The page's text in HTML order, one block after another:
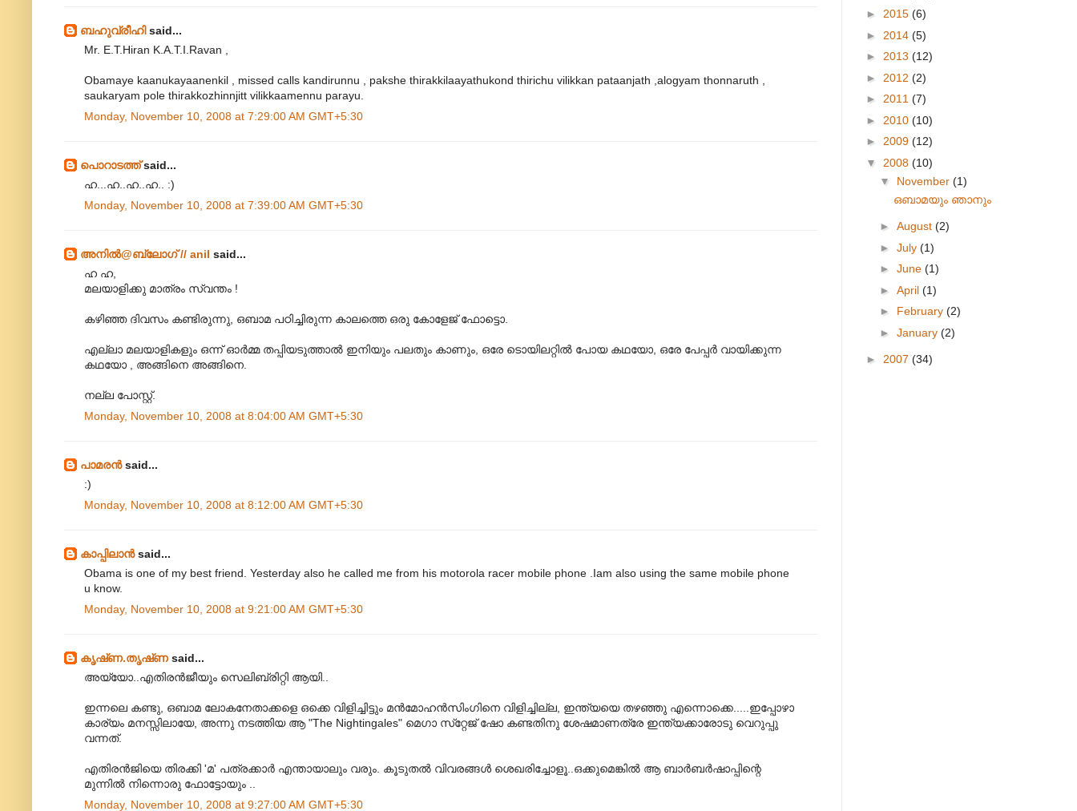
ബഹുവ്രീഹിsaid...
Mr. E.T.Hiran K.A.T.I.Ravan ,
Obamaye kaanukayaanenkil , missed calls kandirunnu , pakshe thirakkilaayathukond thirichu vilikkan pataanjath ,alogyam thonnaruth ,
saukaryam pole thirakkozhinnjitt vilikkaamennu parayu.
Monday, November 10, 2008 at 7:29:00 AM GMT+5:30
പൊറാടത്ത്said...
ഹ...ഹ..ഹ..ഹ.. :)
Monday, November 10, 2008 at 7:39:00 AM GMT+5:30
അനില്‍@ബ്ലോഗ് // anil said...
ഹ ഹ,
മലയാളിക്കു മാത്രം സ്വന്തം !
കഴിഞ്ഞ ദിവസം കണ്ടിരുന്നു, ഒബാമ പഠിച്ചിരുന്ന കാലത്തെ ഒരു കോളേജ് ഫോട്ടൊ.
എല്ലാ മലയാളികളും ഒന്ന് ഓര്‍മ്മ തപ്പിയടുത്താല്‍ ഇനിയും പലതും കാണും, ഒരേ ടൊയിലറ്റില്‍ പോയ കഥയോ, ഒരേ പേപ്പര്‍ വായിക്കുന്ന
കഥയോ , അങ്ങിനെ അങ്ങിനെ.
നല്ല പോസ്റ്റ്.
Monday, November 10, 2008 at 8:04:00 AM GMT+5:30
പാമരന്‍said...
:)
Monday, November 10, 2008 at 8:12:00 AM GMT+5:30
കാപ്പിലാന്‍said...
Obama is one of my best friend. Yesterday also he called me from his motorola racer mobile phone .Iam also using the same mobile phone
u know.
Monday, November 10, 2008 at 9:21:00 AM GMT+5:30
കൃഷ്‌ണ.തൃഷ്‌ണ said...
അയ്യോ..എതിരന്‍ജീയും സെലിബ്രിറ്റി ആയി..
ഇന്നലെ കണ്ടു, ഒബാമ ലോകനേതാക്കളെ ഒക്കെ വിളിച്ചിട്ടും മന്‍മോഹന്‍സിംഗിനെ വിളിച്ചില്ല, ഇന്ത്യയെ തഴഞ്ഞു എന്നൊക്കെ.....ഇപ്പോഴാ
കാര്യം മനസ്സിലായേ, അന്നു നടത്തിയ ആ "The Nightingales" മെഗാ സ്‌റ്റേജ്‌ ഷോ കണ്ടതിനു ശേഷമാണത്രേ ഇന്ത്യക്കാരോടു വെറുപ്പു
വന്നത്‌.
എതിരന്‍ജിയെ തിരക്കി 'മ' പത്രക്കാര്‍ എന്തായാലും വരും. കൂടുതല്‍ വിവരങ്ങള്‍ ശെഖരിച്ചോളൂ..ഒക്കുമെങ്കില്‍ ആ ബാര്‍ബര്‍ഷാപ്പിന്റെ
മുന്നില്‍ നിന്നൊരു ഫോട്ടോയും ..
Monday, November 10, 2008 at 9:27:00 AM GMT+5:30
► 2015 (6)
► 2014 (5)
► 2013 (12)
► 2012 (2)
► 2011 (7)
► 2010 (10)
► 2009 (12)
▼ 2008 (10)
▼ November (1)
ഒബാമയും ഞാനും
► August (2)
► July (1)
► June (1)
► April (1)
► February (2)
► January (2)
► 2007 (34)